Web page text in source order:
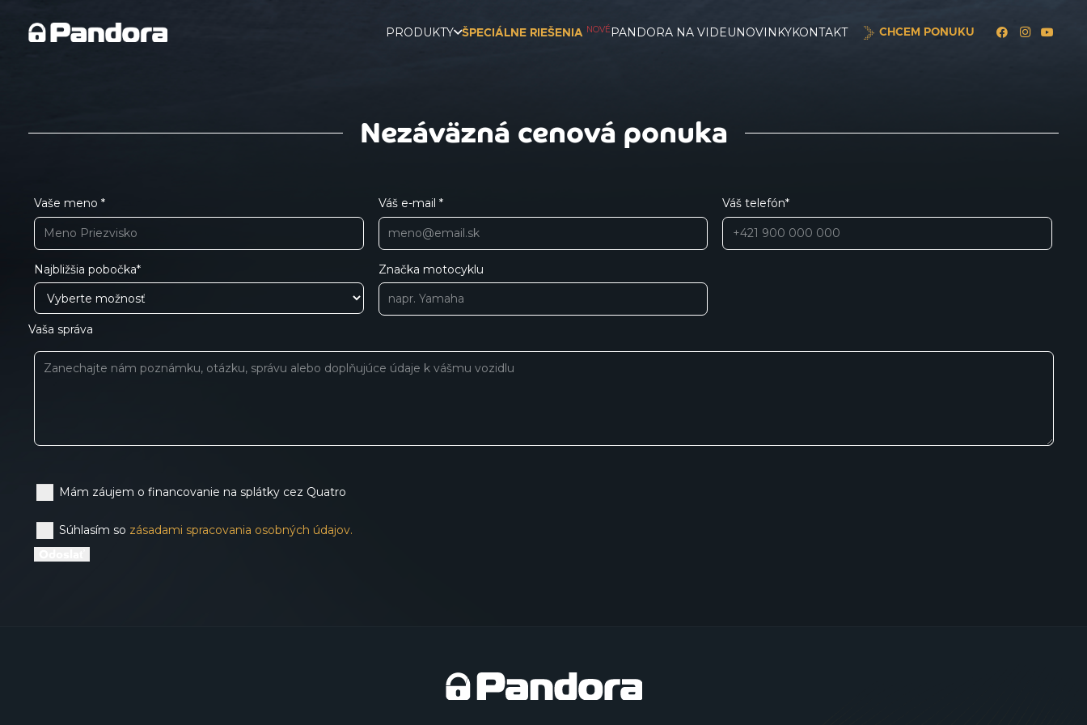
PRODUKTY ŠPECIÁLNE RIEŠENIA NOVÉPANDORA NA VIDEUNOVINKYKONTAKT CHCEM PONUKU
Nezáväzná cenová ponuka
Vaše meno * Váš e-mail * Váš telefón*
Najbližšia pobočka* Značka motocyklu
Vaša správa
Mám záujem o financovanie na splátky cez Quatro
Súhlasím so zásadami spracovania osobných údajov.